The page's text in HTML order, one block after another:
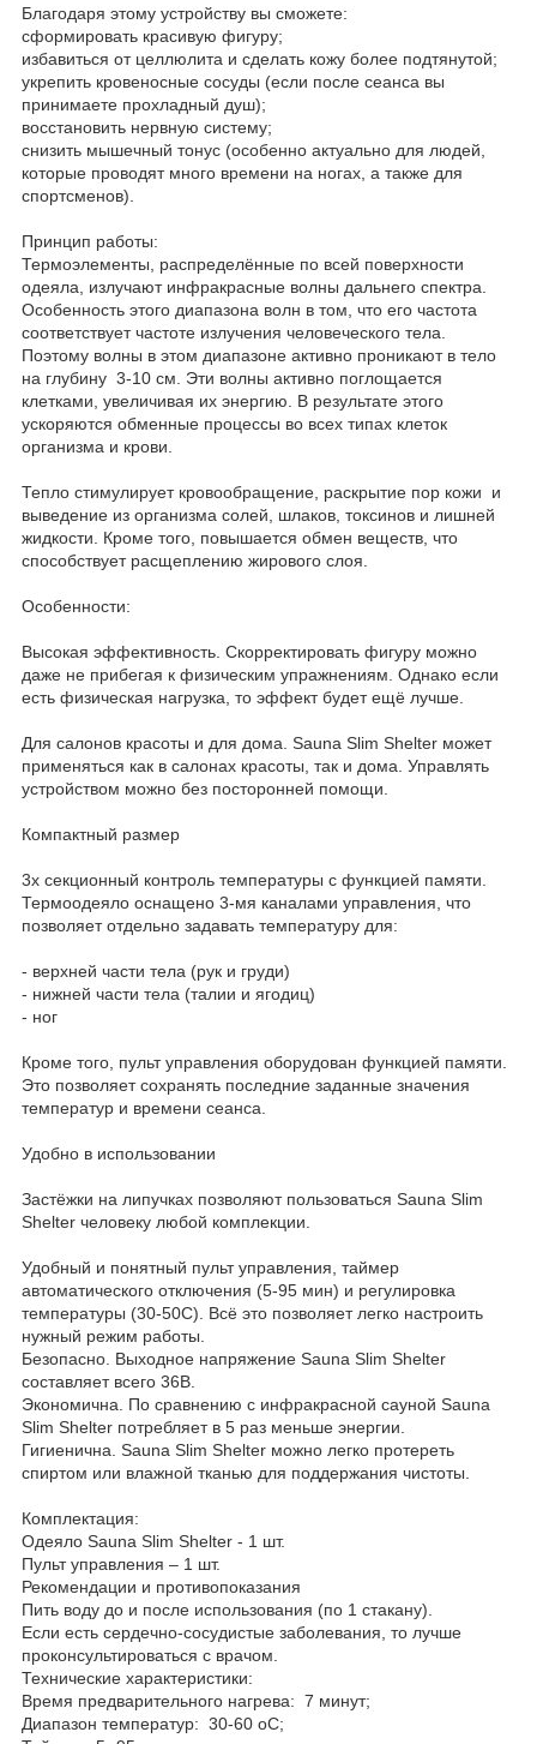
Благодаря этому устройству вы сможете:
сформировать красивую фигуру;
избавиться от целлюлита и сделать кожу более подтянутой;
укрепить кровеносные сосуды (если после сеанса вы
принимаете прохладный душ);
восстановить нервную систему;
снизить мышечный тонус (особенно актуально для людей,
которые проводят много времени на ногах, а также для
спортсменов).
Принцип работы:
Термоэлементы, распределённые по всей поверхности
одеяла, излучают инфракрасные волны дальнего спектра.
Особенность этого диапазона волн в том, что его частота
соответствует частоте излучения человеческого тела.
Поэтому волны в этом диапазоне активно проникают в тело
на глубину 3-10 см. Эти волны активно поглощается
клетками, увеличивая их энергию. В результате этого
ускоряются обменные процессы во всех типах клеток
организма и крови.
Тепло стимулирует кровообращение, раскрытие пор кожи и
выведение из организма солей, шлаков, токсинов и лишней
жидкости. Кроме того, повышается обмен веществ, что
способствует расщеплению жирового слоя.
Особенности:
Высокая эффективность. Cкорректировать фигуру можно
даже не прибегая к физическим упражнениям. Однако если
есть физическая нагрузка, то эффект будет ещё лучше.
Для салонов красоты и для дома. Sauna Slim Shelter может
применяться как в салонах красоты, так и дома. Управлять
устройством можно без посторонней помощи.
Компактный размер
3х секционный контроль температуры с функцией памяти.
Термоодеяло оснащено 3-мя каналами управления, что
позволяет отдельно задавать температуру для:
- верхней части тела (рук и груди)
- нижней части тела (талии и ягодиц)
- ног
Кроме того, пульт управления оборудован функцией памяти.
Это позволяет сохранять последние заданные значения
температур и времени сеанса.
Удобно в использовании
Застёжки на липучках позволяют пользоваться Sauna Slim
Shelter человеку любой комплекции.
Удобный и понятный пульт управления, таймер
автоматического отключения (5-95 мин) и регулировка
температуры (30-50С). Всё это позволяет легко настроить
нужный режим работы.
Безопасно. Выходное напряжение Sauna Slim Shelter
составляет всего 36В.
Экономична. По сравнению с инфракрасной сауной Sauna
Slim Shelter потребляет в 5 раз меньше энергии.
Гигиенична. Sauna Slim Shelter можно легко протереть
спиртом или влажной тканью для поддержания чистоты.
Комплектация:
Одеяло Sauna Slim Shelter - 1 шт.
Пульт управления – 1 шт.
Рекомендации и противопоказания
Пить воду до и после использования (по 1 стакану).
Если есть сердечно-сосудистые заболевания, то лучше
проконсультироваться с врачом.
Технические характеристики:
Время предварительного нагрева: 7 минут;
Диапазон температур: 30-60 oС;